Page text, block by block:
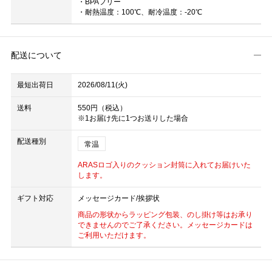
・BPAフリー
・耐熱温度：100℃、耐冷温度：-20℃
配送について
最短出荷日 2026/08/11(火)
送料
550円（税込）
※1お届け先に1つお送りした場合
配送種別 常温
ARASロゴ入りのクッション封筒に入れてお届けいた
します。
ギフト対応
メッセージカード/挨拶状
商品の形状からラッピング包装、のし掛け等はお承り
できませんのでご了承ください。メッセージカードは
ご利用いただけます。